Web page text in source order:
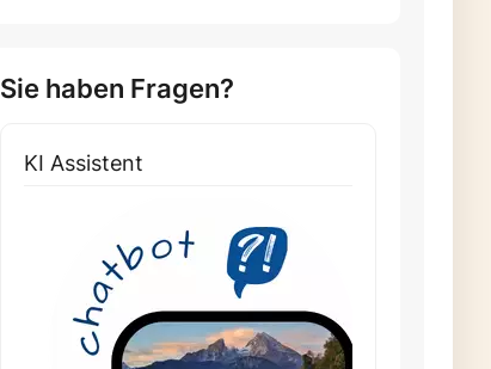
Sie haben Fragen?
KI Assistent